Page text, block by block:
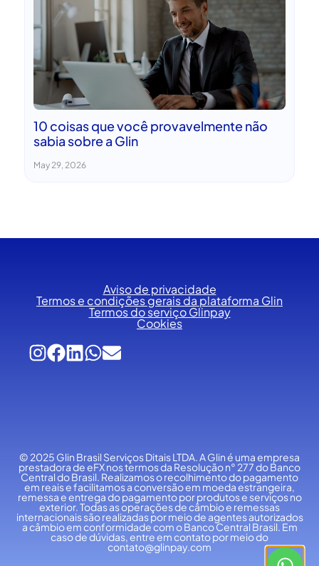
10 coisas que você provavelmente não
sabia sobre a Glin
May 29, 2026
Aviso de privacidade
Termos e condições gerais da plataforma Glin
Termos do serviço Glinpay
Cookies
© 2025 Glin Brasil Serviços Ditais LTDA.A Glin é uma empresa
prestadora de eFX nos termos da Resolução n° 277 do Banco
Central do Brasil. Realizamos o recolhimento do pagamento
em reais e facilitamos a conversão em moeda estrangeira,
remessa e entrega do pagamento por produtos e serviços no
exterior. Todas as operações de câmbio e remessas
internacionais são realizadas por meio de agentes autorizados
a câmbio em conformidade com o Banco Central Brasil. Em
caso de dúvidas, entre em contato por meio do
contato@glinpay.com